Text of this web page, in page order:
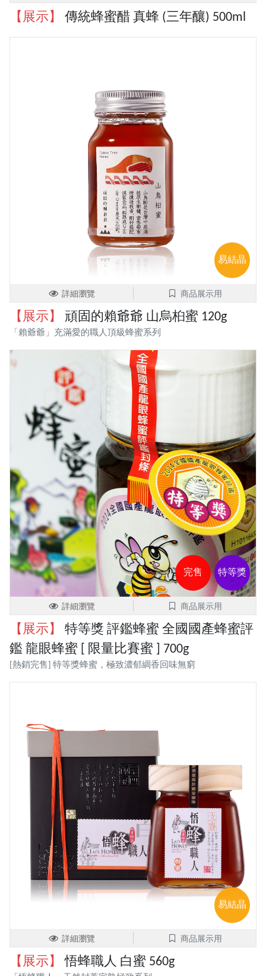
【展示】 傳統蜂蜜醋 真蜂 (三年釀) 500ml
易結晶
詳細瀏覽 商品展示用
【展示】 頑固的賴爺爺 山烏桕蜜 120g
「賴爺爺」充滿愛的職人頂級蜂蜜系列
特等獎
完售
詳細瀏覽 商品展示用
【展示】
特等獎 評鑑蜂蜜 全國國產蜂蜜評
鑑 龍眼蜂蜜 [ 限量比賽蜜 ] 700g
[熱銷完售] 特等獎蜂蜜，極致濃郁綢香回味無窮
易結晶
詳細瀏覽 商品展示用
【展示】 悟蜂職人 白蜜 560g